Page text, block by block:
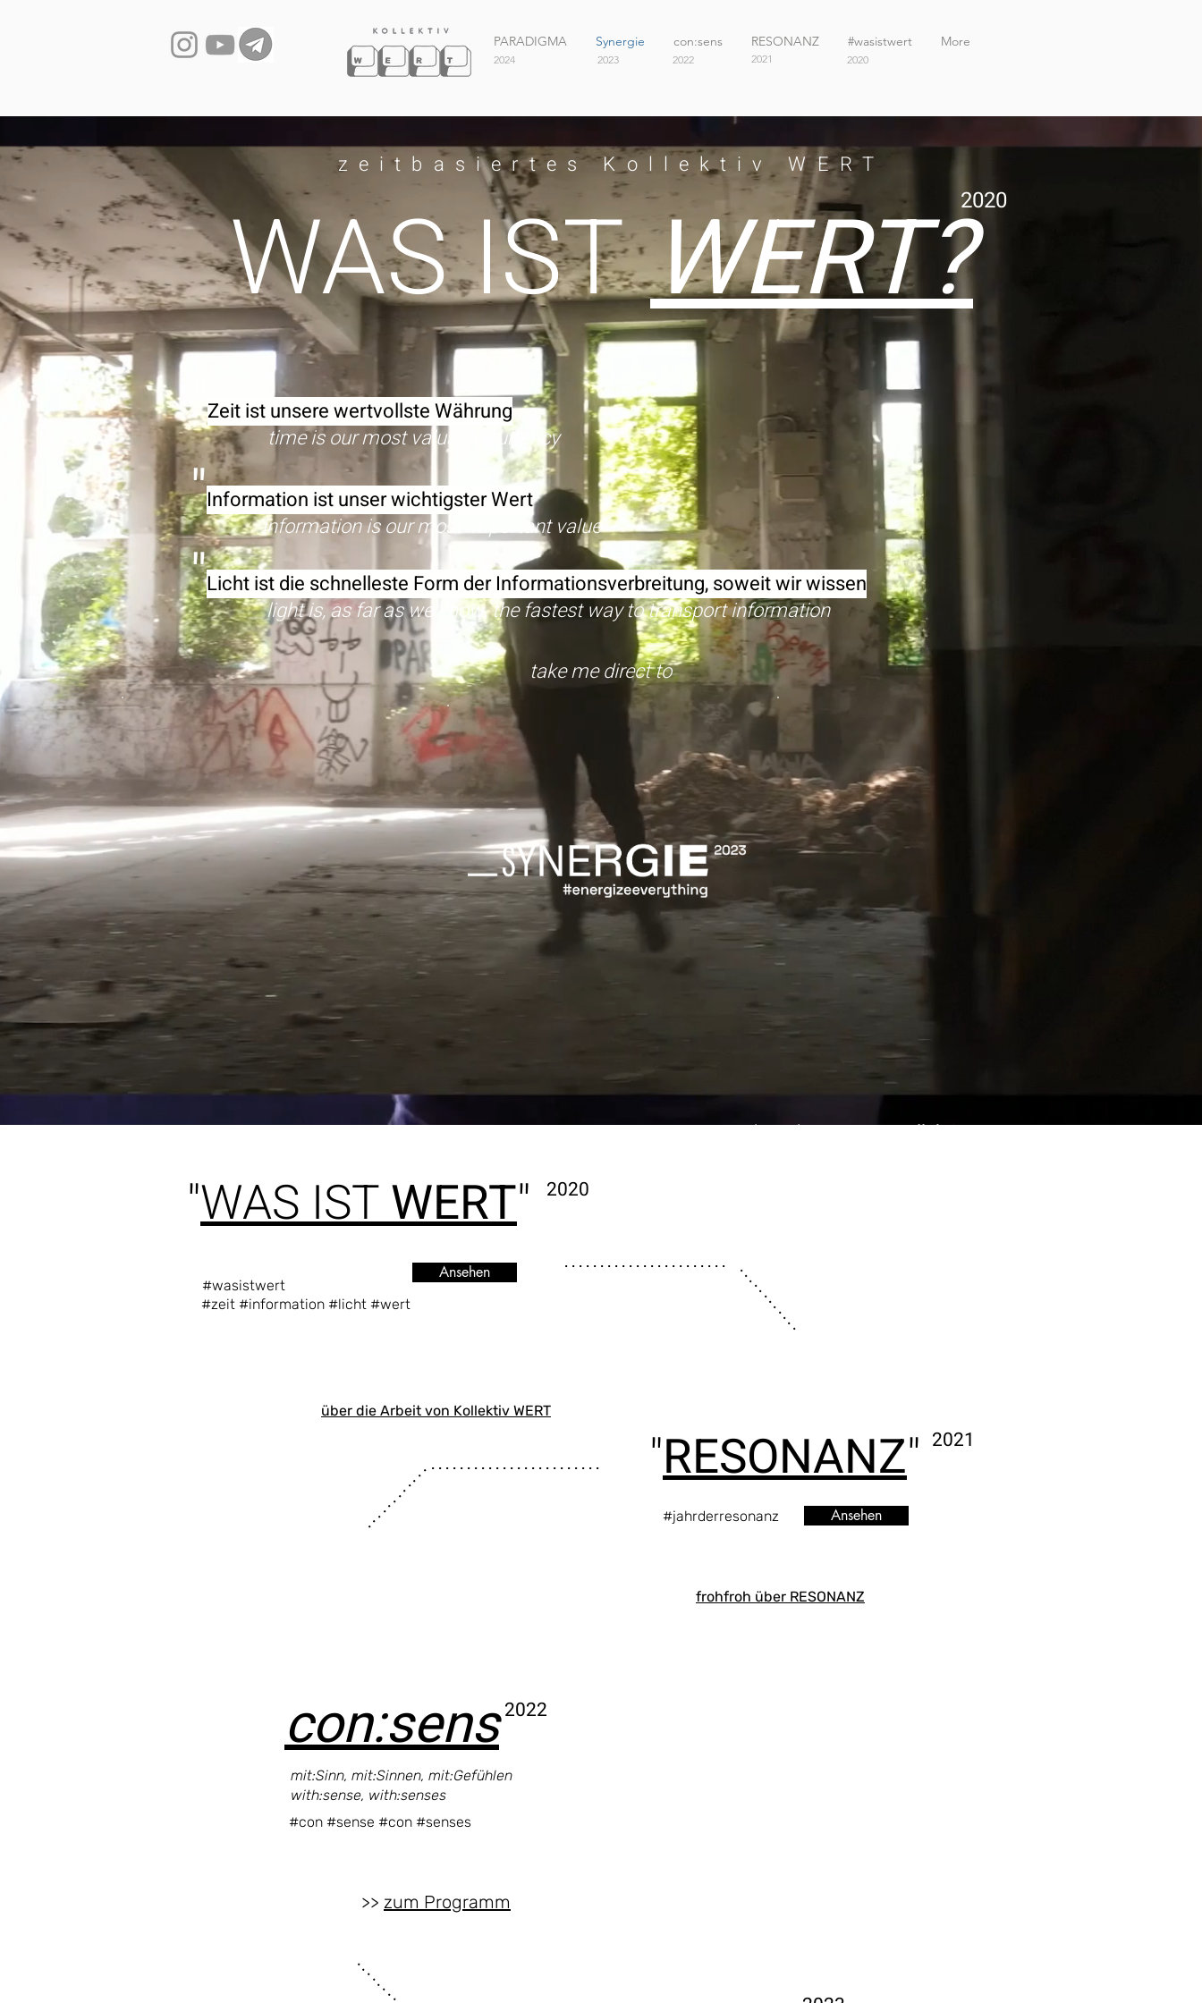
PARADIGMA Synergie con:sens RESONANZ #wasistwert More
2024 2023 2022 2021 2020
zeitbasiertes Kollektiv WERT
WAS ISTWERT?2020
"Zeit ist unsere wertvollste Währung
time is our most valuable currency
"Information ist unser wichtigster Wert
information is our most important value
"Licht ist die schnelleste Form der Informationsverbreitung, soweit wir wissen
light is, as far as we know, the fastest way to transport information
take me direct to
"WAS ISTWERT" 2020
#wasistwert
. . . . . . . . . . . . . . . . . . . . . . .
Ansehen . . . . . . . . . . . .
#zeit #information #licht #wert
Jahresthemen vonKollektivWERT
über die Arbeit von Kollektiv WERT
. . . . . . . . . . . . . . . . . . . . . . . .
. . . . . . . . . . . .
"RESONANZ" 2021
#jahrderresonanz Ansehen
frohfroh über RESONANZ
con:sens 2022
>> zum Programm
#con #sense #con #senses
mit:Sinn, mit:Sinnen, mit:Gefühlen
with:sense, with:senses